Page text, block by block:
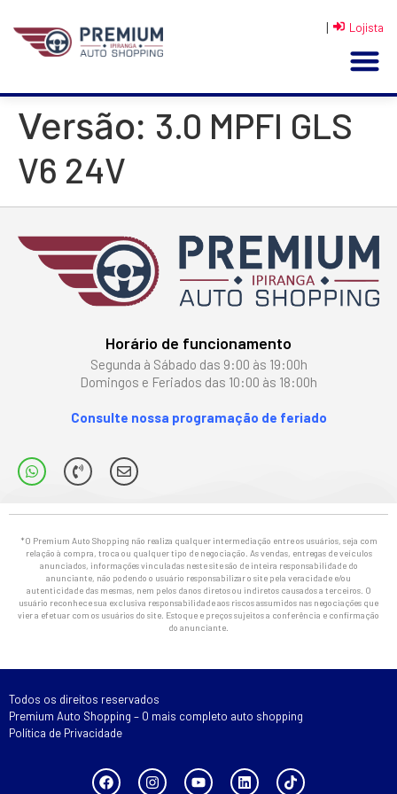
| Lojista
Versão: 3.0 MPFI GLS
V6 24V
Horário de funcionamento
Segunda à Sábado das 9:00 às 19:00h
Domingos e Feriados das 10:00 às 18:00h
Consulte nossa programação de feriado
*O Premium Auto Shopping não realiza qualquer intermediação entre os usuários, seja com
relação à compra, troca ou qualquer tipo de negociação. As vendas, entregas de veículos
anunciados, informações vinculadas neste site são de inteira responsabilidade do
anunciante, não podendo o usuário responsabilizar o site pela veracidade e/ou
autenticidade das mesmas, nem pelos danos diretos ou indiretos causados a terceiros. O
usuário reconhece sua exclusiva responsabilidade aos riscos assumidos nas negociações que
vier a efetuar com os usuários do site. Estoque e preços sujeitos a conferência e confirmação
do anunciante.
Todos os direitos reservados
Premium Auto Shopping – O mais completo auto shopping
Política de Privacidade